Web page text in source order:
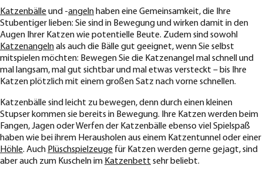
Katzenbälle und -angeln haben eine Gemeinsamkeit, die Ihre
Stubentiger lieben: Sie sind in Bewegung und wirken damit in den
Augen Ihrer Katzen wie potentielle Beute. Zudem sind sowohl
Katzenangelnals auch die Bälle gut geeignet, wenn Sie selbst
mitspielen möchten: Bewegen Sie die Katzenangel mal schnell und
mal langsam, mal gut sichtbar und mal etwas versteckt – bis Ihre
Katzen plötzlich mit einem großen Satz nach vorne schnellen.
Katzenbälle sind leicht zu bewegen, denn durch einen kleinen
Stupser kommen sie bereits in Bewegung. Ihre Katzen werden beim
Fangen, Jagen oder Werfen der Katzenbälle ebenso viel Spielspaß
haben wie bei ihrem Herausholen aus einem Katzentunnel oder einer
Höhle. Auch Plüschspielzeuge für Katzen werden gerne gejagt, sind
aber auch zum Kuscheln im Katzenbett sehr beliebt.